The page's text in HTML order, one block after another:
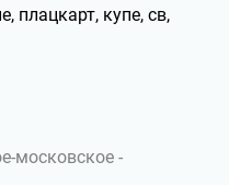
плацкарт, купе, св,
московское -